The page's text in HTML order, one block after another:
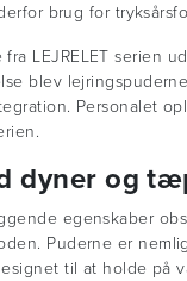
brug for
LEJRELET serien
blev
Personalet
dyner og
egenskaber
Puderne er
til at holde på